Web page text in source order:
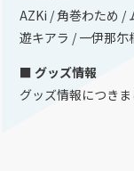
AZKi / 角巻わため /
遊キアラ / 一伊那
■ グッズ情報
グッズ情報につき